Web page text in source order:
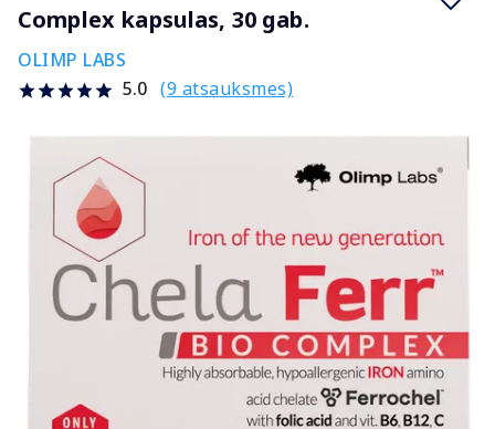
Complex kapsulas, 30 gab.
OLIMP LABS
5.0 (9 atsauksmes)